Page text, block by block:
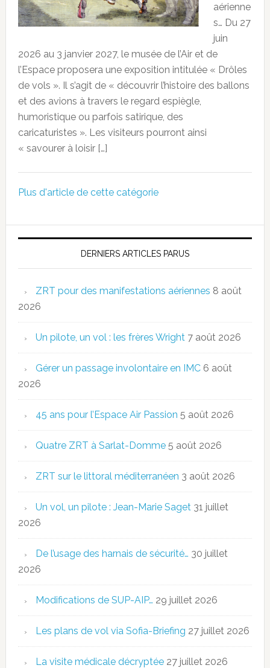
aérienne
s… Du 27
juin
2026 au 3 janvier 2027, le musée de l’Air et de
l’Espace proposera une exposition intitulée « Drôles
de vols ». Il s’agit de « découvrir l’histoire des ballons
et des avions à travers le regard espiègle,
humoristique ou parfois satirique, des
caricaturistes ». Les visiteurs pourront ainsi
« savourer à loisir […]
Plus d'article de cette catégorie
DERNIERS ARTICLES PARUS
ZRT pour des manifestations aériennes 8 août
2026
Un pilote, un vol : les frères Wright 7 août 2026
Gérer un passage involontaire en IMC 6 août
2026
45 ans pour l’Espace Air Passion 5 août 2026
Quatre ZRT à Sarlat-Domme 5 août 2026
ZRT sur le littoral méditerranéen 3 août 2026
Un vol, un pilote : Jean-Marie Saget 31 juillet
2026
De l’usage des harnais de sécurité… 30 juillet
2026
Modifications de SUP-AIP… 29 juillet 2026
Les plans de vol via Sofia-Briefing 27 juillet 2026
La visite médicale décryptée 27 juillet 2026